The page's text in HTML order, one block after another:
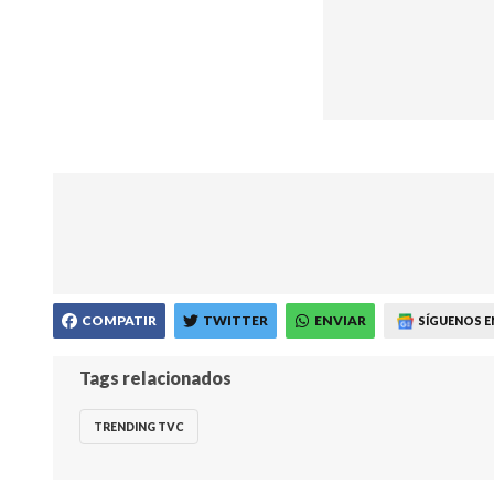
COMPATIR TWITTER ENVIAR SÍGUENOS
Tags relacionados
TRENDING TVC